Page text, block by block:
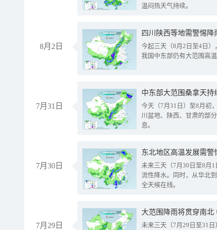
温闷热天气持续。
8月2日
今起三天（8月2日至4日
我国中东部仍有大范围高
7月31日
中东部大范围桑拿天
今天（7月31日）至8月初
川盆地、陕西、甘肃的部
息。
7月30日
东北地区高温发展需
未来三天（7月30日至8月
流性降水。同时，从华北
全天候在线。
7月29日
大范围降雨将贯穿南
未来三天（7月29日至31